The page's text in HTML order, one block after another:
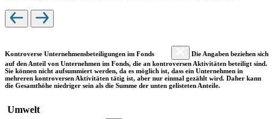
Kontroverse Unternehmensbeteiligungen im Fonds
Die Angaben beziehen sich
auf den Anteil von Unternehmen im Fonds, die an kontroversen Aktivitäten beteiligt sind.
Sie können nicht aufsummiert werden, da es möglich ist, dass ein Unternehmen in
mehreren kontroversen Aktivitäten tätig ist, aber nur einmal gezählt wird. Daher kann
die Gesamthöhe niedriger sein als die Summe der unten gelisteten Anteile.
Umwelt